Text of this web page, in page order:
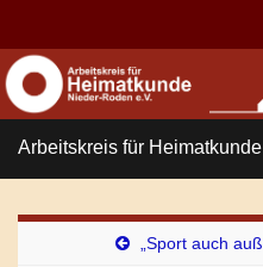
Search for:
Arbeitskreis für
„Sport auch